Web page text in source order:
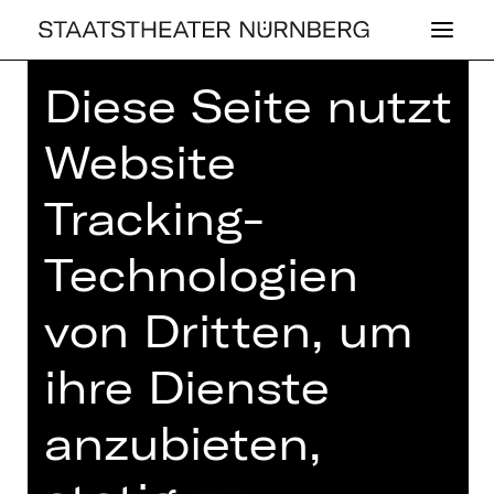
Home>Spielplan 26/27> Der Revisor
SCHAUSPIEL
DER RE­VI­SOR
von Nikolai Gogol
Regie: Jana Vetten
Samstag, 08.05.2027
19.30 Uhr
Schauspielhaus
Diese Seite nutzt
Website
Tracking-
Technologien
von Dritten, um
ihre Dienste
anzubieten,